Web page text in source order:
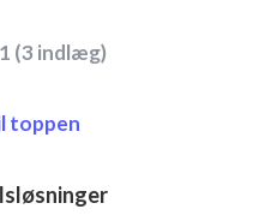
(3 indlæg)
toppen